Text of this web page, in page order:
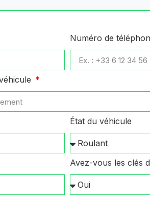
Numéro de
État du véhicule
Avez-vous les clés